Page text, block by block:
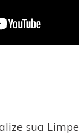
sua